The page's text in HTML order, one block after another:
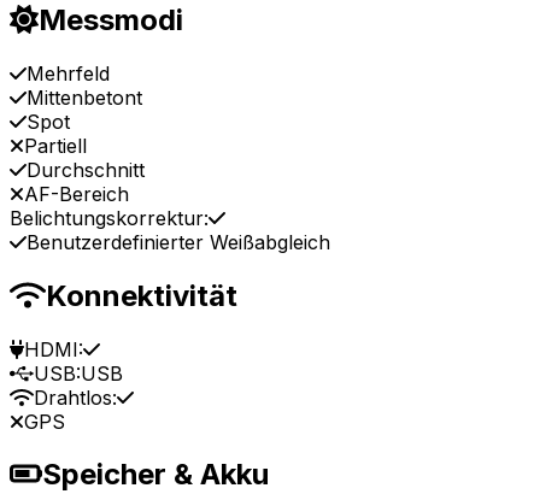
Messmodi
Mehrfeld
Mittenbetont
Spot
Partiell
Durchschnitt
AF-Bereich
Belichtungskorrektur:
Benutzerdefinierter Weißabgleich
Konnektivität
HDMI:
USB:USB
Drahtlos:
GPS
Speicher & Akku